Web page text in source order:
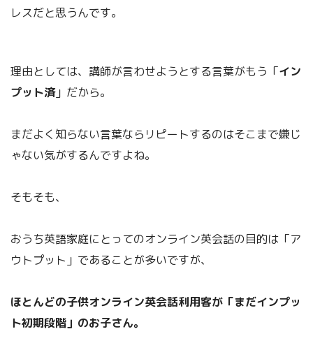
レスだと思うんです。
理由としては、講師が言わせようとする言葉がもう「イン
プット済」だから。
まだよく知らない言葉ならリピートするのはそこまで嫌じ
ゃない気がするんですよね。
そもそも、
おうち英語家庭にとってのオンライン英会話の目的は「ア
ウトプット」であることが多いですが、
ほとんどの子供オンライン英会話利用客が「まだインプッ
ト初期段階」のお子さん。